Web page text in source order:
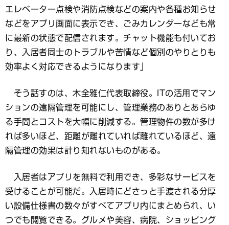
エレベーター点検や消防点検などの案内や各種お知らせ
などをアプリ画面に表示でき、ごみカレンダーなども常
に最新の状態で配信されます。チャット機能も付いてお
り、入居者同士のトラブルや苦情など個別のやりとりも
効率よく対応できるようになります」
そう話すのは、木全雅仁代表取締役。ITの活用でマン
ションの遠隔管理を可能にし、管理業務のありとあらゆ
る手間とコストを大幅に削減する。管理物件の数が多け
れば多いほど、距離が離れていれば離れているほど、遠
隔管理の効果は計り知れないものがある。
入居者はアプリを無料で利用でき、多彩なサービスを
受けることが可能だ。入居時にどさっと手渡される分厚
い設備仕様書の数々がすべてアプリ内にまとめられ、い
つでも閲覧できる。グルメや美容、病院、ショッピング